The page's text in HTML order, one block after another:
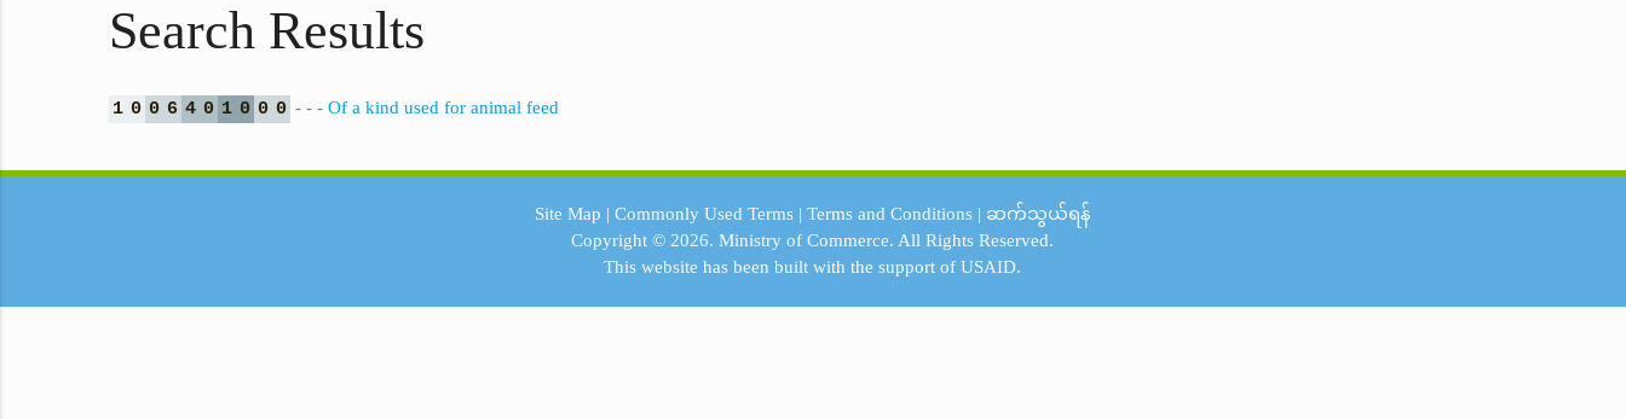
Search Results
1 0 0 6 4 0 1 0 0 0 - - - Of a kind used for animal feed
Site Map | Commonly Used Terms| Terms and Conditions| ဆက်သွယ်ရန်
Copyright © 2026.Ministry of Commerce. All Rights Reserved.
This website has been built with the support ofUSAID.